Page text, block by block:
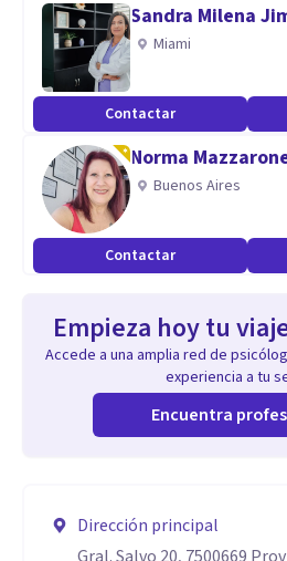
Sandra Milena
Miami
Contactar
Norma
Buenos Aires
Contactar
Empieza hoy tu
Accede a una amplia red de
experiencia a tu
Encuentra
Dirección principal